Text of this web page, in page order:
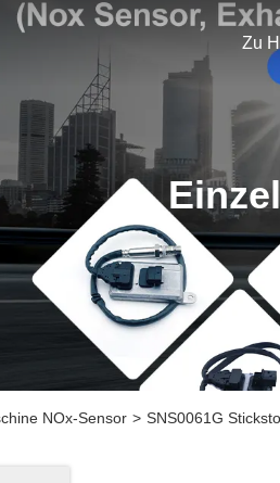
Zu
NOx-Sensor > SNS0061G